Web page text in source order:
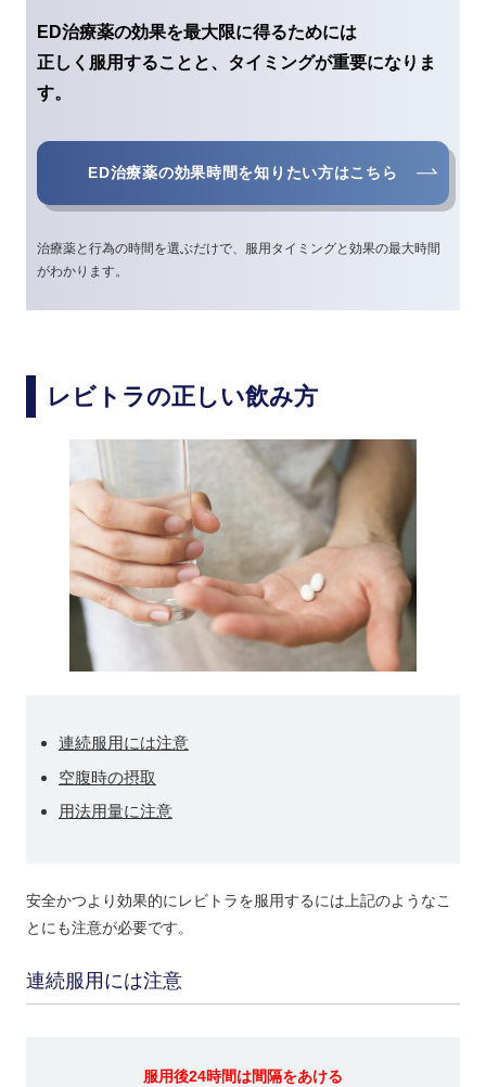
ED治療薬の効果を最大限に得るためには
正しく服用することと、タイミングが重要になりま
す。
ED治療薬の効果時間を知りたい方はこちら
治療薬と行為の時間を選ぶだけで、服用タイミングと効果の最大時間
がわかります。
レビトラの正しい飲み方
連続服用には注意
空腹時の摂取
用法用量に注意
安全かつより効果的にレビトラを服用するには上記のようなこ
とにも注意が必要です。
連続服用には注意
服用後24時間は間隔をあける